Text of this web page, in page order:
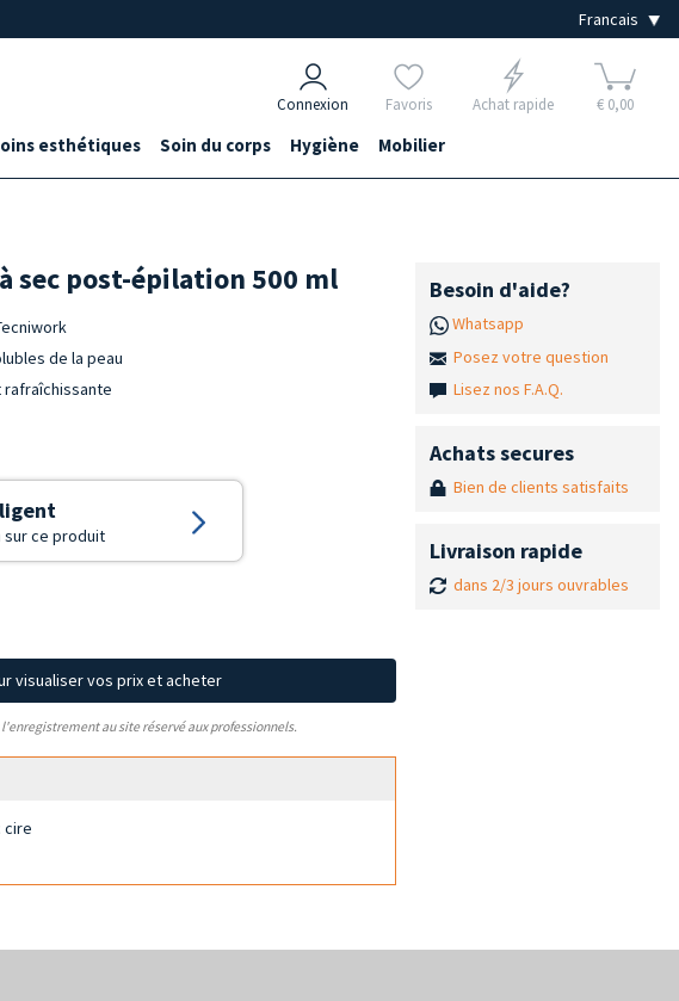
Connexion Favoris Achat rapide € 0,00
esthétiques Soin du corps Hygiène Mobilier
sec post-épilation 500 ml
de la peau
sur ce produit
visualiser vos prix et acheter
au site réservé aux professionnels.
cire
Besoin d'aide?
Whatsapp
Posez votre question
Lisez nos F.A.Q.
Achats secures
Bien de clients satisfaits
Livraison rapide
dans 2/3 jours ouvrables